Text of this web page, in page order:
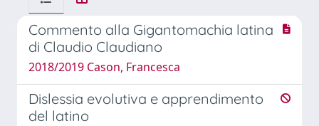
Commento alla Gigantomachia latina
di Claudio Claudiano
2018/2019 Cason, Francesca
Dislessia evolutiva e apprendimento
del latino